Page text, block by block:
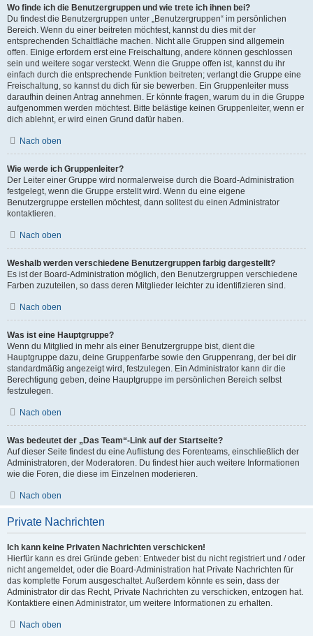
Wo finde ich die Benutzergruppen und wie trete ich ihnen bei?
Du findest die Benutzergruppen unter „Benutzergruppen“ im persönlichen
Bereich. Wenn du einer beitreten möchtest, kannst du dies mit der
entsprechenden Schaltfläche machen. Nicht alle Gruppen sind allgemein
offen. Einige erfordern erst eine Freischaltung, andere können geschlossen
sein und weitere sogar versteckt. Wenn die Gruppe offen ist, kannst du ihr
einfach durch die entsprechende Funktion beitreten; verlangt die Gruppe eine
Freischaltung, so kannst du dich für sie bewerben. Ein Gruppenleiter muss
daraufhin deinen Antrag annehmen. Er könnte fragen, warum du in die Gruppe
aufgenommen werden möchtest. Bitte belästige keinen Gruppenleiter, wenn er
dich ablehnt, er wird einen Grund dafür haben.
Nach oben
Wie werde ich Gruppenleiter?
Der Leiter einer Gruppe wird normalerweise durch die Board-Administration
festgelegt, wenn die Gruppe erstellt wird. Wenn du eine eigene
Benutzergruppe erstellen möchtest, dann solltest du einen Administrator
kontaktieren.
Nach oben
Weshalb werden verschiedene Benutzergruppen farbig dargestellt?
Es ist der Board-Administration möglich, den Benutzergruppen verschiedene
Farben zuzuteilen, so dass deren Mitglieder leichter zu identifizieren sind.
Nach oben
Was ist eine Hauptgruppe?
Wenn du Mitglied in mehr als einer Benutzergruppe bist, dient die
Hauptgruppe dazu, deine Gruppenfarbe sowie den Gruppenrang, der bei dir
standardmäßig angezeigt wird, festzulegen. Ein Administrator kann dir die
Berechtigung geben, deine Hauptgruppe im persönlichen Bereich selbst
festzulegen.
Nach oben
Was bedeutet der „Das Team“-Link auf der Startseite?
Auf dieser Seite findest du eine Auflistung des Forenteams, einschließlich der
Administratoren, der Moderatoren. Du findest hier auch weitere Informationen
wie die Foren, die diese im Einzelnen moderieren.
Nach oben
Private Nachrichten
Ich kann keine Privaten Nachrichten verschicken!
Hierfür kann es drei Gründe geben: Entweder bist du nicht registriert und / oder
nicht angemeldet, oder die Board-Administration hat Private Nachrichten für
das komplette Forum ausgeschaltet. Außerdem könnte es sein, dass der
Administrator dir das Recht, Private Nachrichten zu verschicken, entzogen hat.
Kontaktiere einen Administrator, um weitere Informationen zu erhalten.
Nach oben